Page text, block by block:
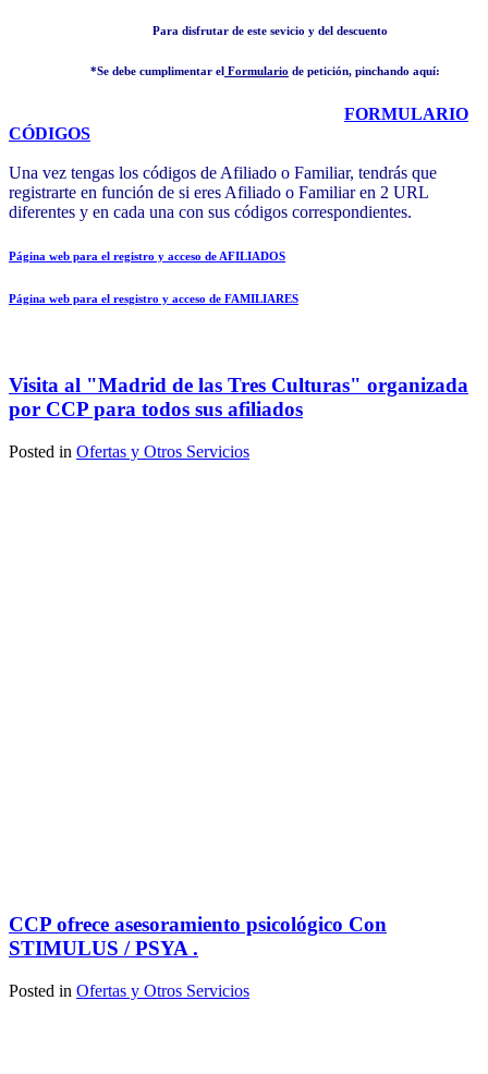
Para disfrutar de este sevicio y del descuento
*Se debe cumplimentar el Formulario de petición, pinchando aquí:
FORMULARIO
CÓDIGOS
Una vez tengas los códigos de Afiliado o Familiar, tendrás que
registrarte en función de si eres Afiliado o Familiar en 2 URL
diferentes y en cada una con sus códigos correspondientes.
Página web para el registro y acceso de AFILIADOS
Página web para el resgistro y acceso de FAMILIARES
Visita al "Madrid de las Tres Culturas" organizada
por CCP para todos sus afiliados
Posted in Ofertas y Otros Servicios
CCP ofrece asesoramiento psicológico Con
STIMULUS / PSYA .
Posted in Ofertas y Otros Servicios